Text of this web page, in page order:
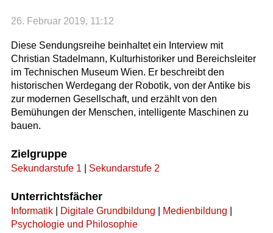
26. Februar 2019, 11:12
Diese Sendungsreihe beinhaltet ein Interview mit
Christian Stadelmann, Kulturhistoriker und Bereichsleiter
im Technischen Museum Wien. Er beschreibt den
historischen Werdegang der Robotik, von der Antike bis
zur modernen Gesellschaft, und erzählt von den
Bemühungen der Menschen, intelligente Maschinen zu
bauen.
Zielgruppe
Sekundarstufe 1 Sekundarstufe 2
Unterrichtsfächer
Informatik| Digitale Grundbildung Medienbildung
Psychologie und Philosophie